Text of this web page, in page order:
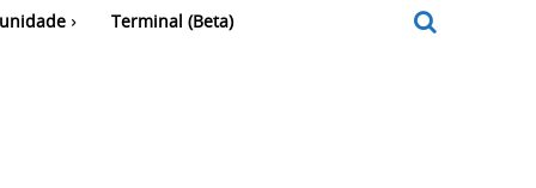
Terminal (Beta)